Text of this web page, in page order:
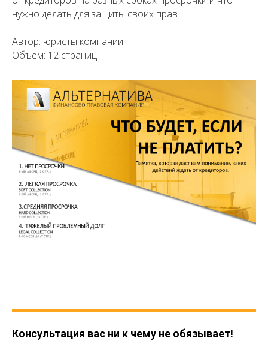
нужно делать для защиты своих прав
Автор: юристы компании
Объем: 12 страниц
Консультация вас ни к чему не обязывает!